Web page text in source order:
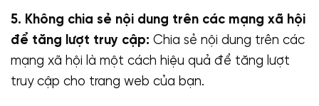
5. Không chia sẻ nội dung trên các mạng xã hội
để tăng lượt truy cập: Chia sẻ nội dung trên các
mạng xã hội là một cách hiệu quả để tăng lượt
truy cập cho trang web của bạn.